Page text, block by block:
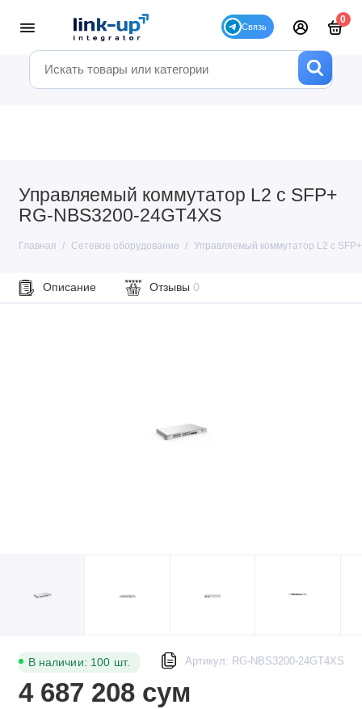
0
Управляемый коммутатор L2 с SFP+
RG-NBS3200-24GT4XS
Главная Сетевое оборудование Управляемый коммутатор L2 с
Описание Отзывы 0
В наличии: 100 шт. Артикул: RG-NBS3200-24GT4XS
4 687 208 сум